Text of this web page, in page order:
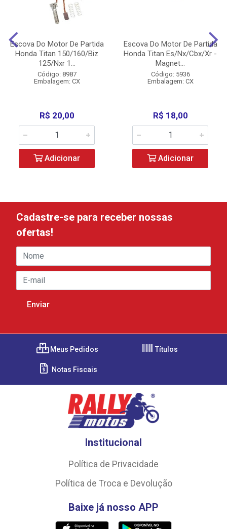
Escova Do Motor De Partida
Honda Titan 150/160/Biz
125/Nxr 1...
Código: 8987
Embalagem: CX
R$ 20,00
Adicionar
Escova Do Motor De Partida
Honda Titan Es/Nx/Cbx/Xr -
Magnet...
Código: 5936
Embalagem: CX
R$ 18,00
Adicionar
Cadastre-se para receber nossas
ofertas!
Meus Pedidos Títulos
Notas Fiscais
Institucional
Política de Privacidade
Política de Troca e Devolução
Baixe já nosso APP